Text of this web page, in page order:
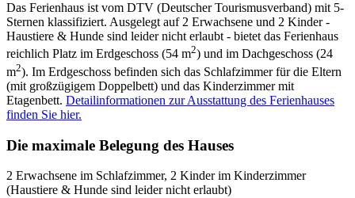
Das Ferienhaus ist vom DTV (Deutscher Tourismusverband) mit 5-
Sternen klassifiziert. Ausgelegt auf 2 Erwachsene und 2 Kinder -
Haustiere & Hunde sind leider nicht erlaubt - bietet das Ferienhaus
reichlich Platz im Erdgeschoss (54 m2) und im Dachgeschoss (24
m2). Im Erdgeschoss befinden sich das Schlafzimmer für die Eltern
(mit großzügigem Doppelbett) und das Kinderzimmer mit
Etagenbett. Detailinformationen zur Ausstattung des Ferienhauses
finden Sie hier.
Die maximale Belegung des Hauses
2 Erwachsene im Schlafzimmer, 2 Kinder im Kinderzimmer
(Haustiere & Hunde sind leider nicht erlaubt)